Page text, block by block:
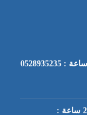
شركة تنظيف في أبوظبي 24 ساعة :